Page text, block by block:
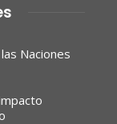
Naciones